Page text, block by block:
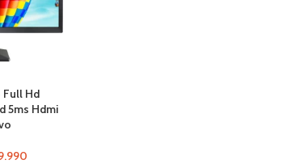
Full Hd
5ms Hdmi